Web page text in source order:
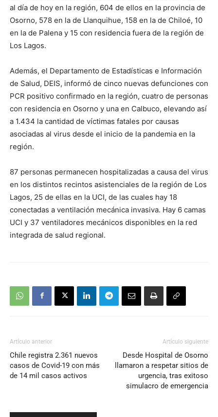
al día de hoy en la región, 604 de ellos en la provincia de
Osorno, 578 en la de Llanquihue, 158 en la de Chiloé, 10
en la de Palena y 15 con residencia fuera de la región de
Los Lagos.
Además, el Departamento de Estadísticas e Información
de Salud, DEIS, informó de cinco nuevas defunciones con
PCR positivo confirmado en la región, cuatro de personas
con residencia en Osorno y una en Calbuco, elevando así
a 1.434 la cantidad de víctimas fatales por causas
asociadas al virus desde el inicio de la pandemia en la
región.
87 personas permanecen hospitalizadas a causa del virus
en los distintos recintos asistenciales de la región de Los
Lagos, 25 de ellas en la UCI, de las cuales hay 18
conectadas a ventilación mecánica invasiva. Hay 6 camas
UCI y 37 ventiladores mecánicos disponibles en la red
integrada de salud regional.
Artículo anterior
Chile registra 2.361 nuevos
casos de Covid-19 con más
de 14 mil casos activos
Artículo siguiente
Desde Hospital de Osorno
llamaron a respetar sitios de
urgencia, tras exitoso
simulacro de emergencia